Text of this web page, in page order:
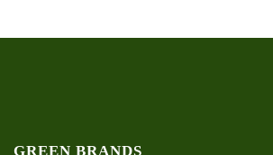
GREEN BRANDS